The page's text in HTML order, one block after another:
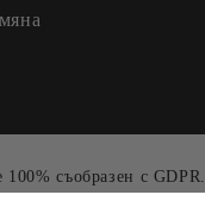
съобразен с GDPR.